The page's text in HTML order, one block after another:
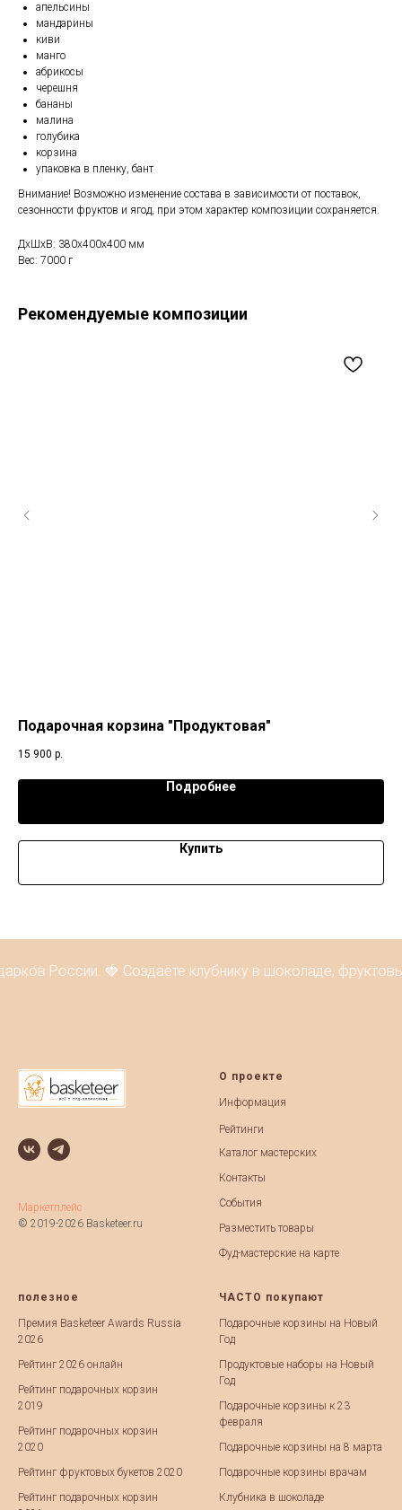
апельсины
мандарины
киви
манго
абрикосы
черешня
бананы
малина
голубика
корзина
упаковка в пленку, бант
Внимание! Возможно изменение состава в зависимости от поставок,
сезонности фруктов и ягод, при этом характер композиции сохраняется.
ДxШxВ: 380x400x400 мм
Вес: 7000 г
Рекомендуемые композиции
Подарочная корзина "Продуктовая"
15 900 р.
Подробнее
Купить
России. 🍓 Создаёте клубнику в шоколаде,
Маркетплейс
© 2019-2026 Basketeer.ru
О проекте
Информация
Рейтинги
Каталог мастерских
Контакты
События
Разместить товары
Фуд-мастерские на карте
полезное
Премия Basketeer Awards Russia
2026
Рейтинг 2026 онлайн
Рейтинг подарочных корзин
2019
Рейтинг подарочных корзин
2020
Рейтинг фруктовых букетов 2020
Рейтинг подарочных корзин
ЧАСТО покупают
Подарочные корзины на Новый
Год
Продуктовые наборы на Новый
Год
Подарочные корзины к 23
февраля
Подарочные корзины на 8 марта
Подарочные корзины врачам
Клубника в шоколаде